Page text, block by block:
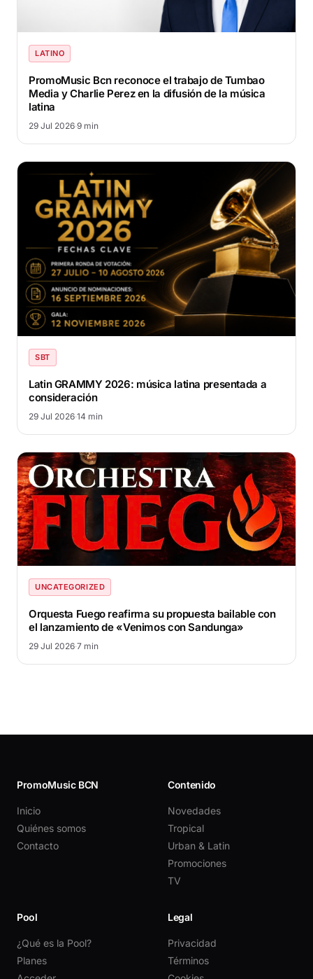
LATINO
PromoMusic Bcn reconoce el trabajo de Tumbao
Media y Charlie Perez en la difusión de la música
latina
29 Jul 2026·9 min
SBT
Latin GRAMMY 2026: música latina presentada a
consideración
29 Jul 2026·14 min
UNCATEGORIZED
Orquesta Fuego reafirma su propuesta bailable con
el lanzamiento de «Venimos con Sandunga»
29 Jul 2026·7 min
PromoMusic BCN
Inicio
Quiénes somos
Contacto
Contenido
Novedades
Tropical
Urban & Latin
Promociones
TV
Pool
¿Qué es la Pool?
Planes
Legal
Privacidad
Términos